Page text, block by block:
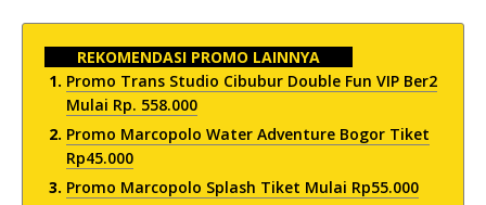
REKOMENDASI PROMO LAINNYA
Promo Trans Studio Cibubur Double Fun VIP Ber2
Mulai Rp. 558.000
Promo Marcopolo Water Adventure Bogor Tiket
Rp45.000
Promo Marcopolo Splash Tiket Mulai Rp55.000